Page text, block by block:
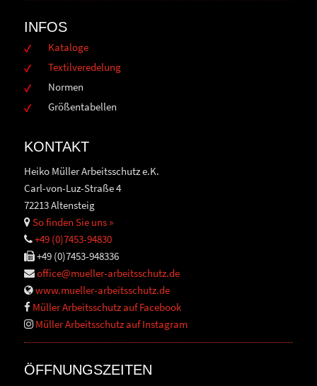
INFOS
Kataloge
Textilveredelung
Normen
Größentabellen
KONTAKT
Heiko Müller Arbeitsschutz e.K.
Carl-von-Luz-Straße 4
72213 Altensteig
So finden Sie uns »
+49 (0)7453-94830
+49 (0)7453-948336
office@mueller-arbeitsschutz.de
www.mueller-arbeitsschutz.de
Müller Arbeitsschutz auf Facebook
Müller Arbeitsschutz auf Instagram
ÖFFNUNGSZEITEN